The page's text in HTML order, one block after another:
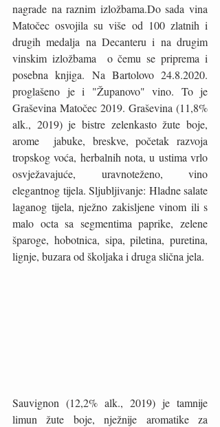
nagrade na raznim izložbama.Do sada vina
Matočec osvojila su više od 100 zlatnih i
drugih medalja na Decanteru i na drugim
vinskim izložbama  o čemu se priprema i
posebna knjiga. Na Bartolovo 24.8.2020.
proglašeno je i "Županovo" vino. To je
Graševina Matočec 2019. Graševina (11,8%
alk., 2019) je bistre zelenkasto žute boje,
arome  jabuke, breskve, početak razvoja
tropskog voća, herbalnih nota, u ustima vrlo
osvježavajuće, uravnoteženo, vino
elegantnog tijela. Sljubljivanje: Hladne salate
laganog tijela, nježno zakisljene vinom ili s
malo octa sa segmentima paprike, zelene
šparoge, hobotnica, sipa, piletina, puretina,
lignje, buzara od školjaka i druga slična jela.
Sauvignon (12,2% alk., 2019) je tamnije
limun žute boje, nježnije aromatike za